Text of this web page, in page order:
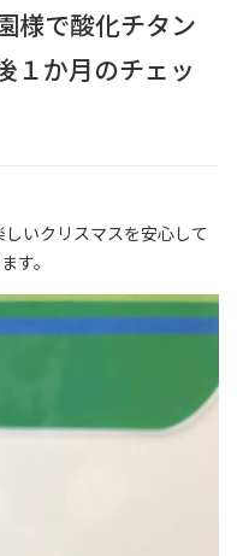
様で酸化チタン
１か月のチェッ
しいクリスマスを安心して
す。